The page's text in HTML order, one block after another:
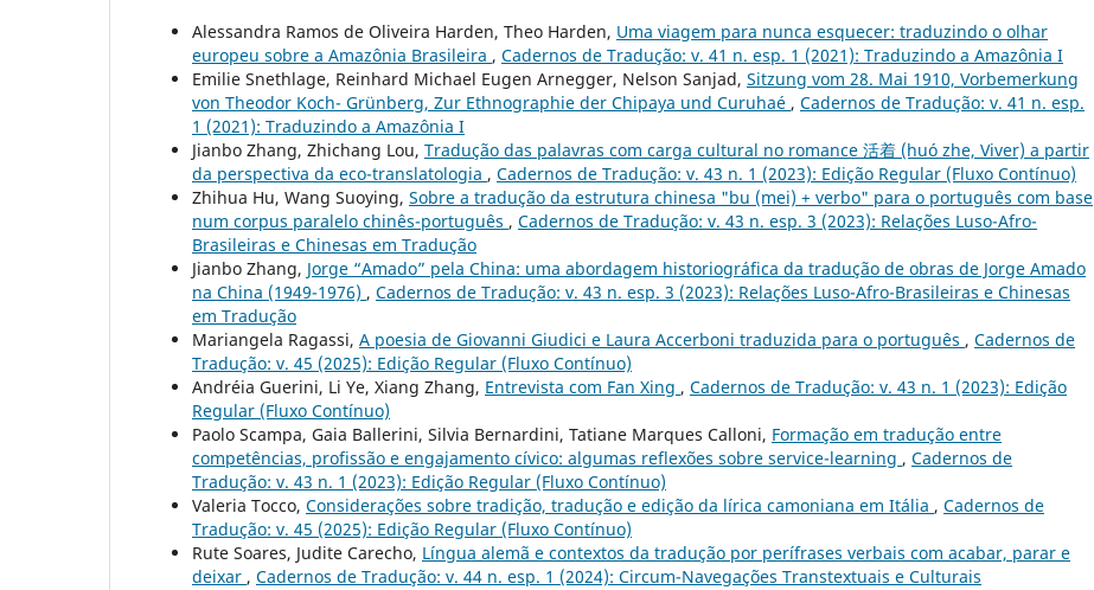
Alessandra Ramos de Oliveira Harden, Theo Harden, Uma viagem para nunca esquecer: traduzindo o olhar
europeu sobre a Amazônia Brasileira , Cadernos de Tradução: v. 41 n. esp. 1 (2021): Traduzindo a Amazônia I
Emilie Snethlage, Reinhard Michael Eugen Arnegger, Nelson Sanjad, Sitzung vom 28. Mai 1910, Vorbemerkung
von Theodor Koch- Grünberg, Zur Ethnographie der Chipaya und Curuhaé , Cadernos de Tradução: v. 41 n. esp.
1 (2021): Traduzindo a Amazônia I
Jianbo Zhang, Zhichang Lou, Tradução das palavras com carga cultural no romance 活着 (huó zhe, Viver) a partir
da perspectiva da eco-translatologia , Cadernos de Tradução: v. 43 n. 1 (2023): Edição Regular (Fluxo Contínuo)
Zhihua Hu, Wang Suoying, Sobre a tradução da estrutura chinesa "bu (mei) + verbo" para o português com base
num corpus paralelo chinês-português , Cadernos de Tradução: v. 43 n. esp. 3 (2023): Relações Luso-Afro-
Brasileiras e Chinesas em Tradução
Jianbo Zhang, Jorge “Amado” pela China: uma abordagem historiográfica da tradução de obras de Jorge Amado
na China (1949-1976) , Cadernos de Tradução: v. 43 n. esp. 3 (2023): Relações Luso-Afro-Brasileiras e Chinesas
em Tradução
Mariangela Ragassi, A poesia de Giovanni Giudici e Laura Accerboni traduzida para o português , Cadernos de
Tradução: v. 45 (2025): Edição Regular (Fluxo Contínuo)
Andréia Guerini, Li Ye, Xiang Zhang, Entrevista com Fan Xing , Cadernos de Tradução: v. 43 n. 1 (2023): Edição
Regular (Fluxo Contínuo)
Paolo Scampa, Gaia Ballerini, Silvia Bernardini, Tatiane Marques Calloni, Formação em tradução entre
competências, profissão e engajamento cívico: algumas reflexões sobre service-learning , Cadernos de
Tradução: v. 43 n. 1 (2023): Edição Regular (Fluxo Contínuo)
Valeria Tocco, Considerações sobre tradição, tradução e edição da lírica camoniana em Itália , Cadernos de
Tradução: v. 45 (2025): Edição Regular (Fluxo Contínuo)
Rute Soares, Judite Carecho, Língua alemã e contextos da tradução por perífrases verbais com acabar, parar e
deixar , Cadernos de Tradução: v. 44 n. esp. 1 (2024): Circum-Navegações Transtextuais e Culturais